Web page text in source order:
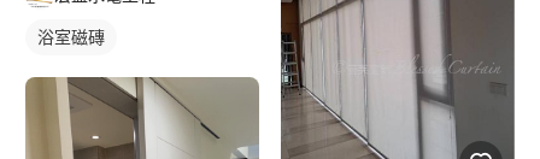
浴室磁磚